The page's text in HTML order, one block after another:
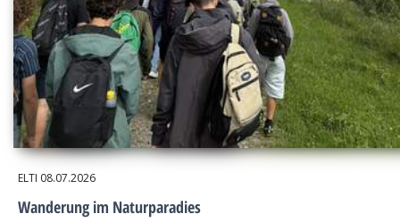
ELTI 08.07.2026
Wanderung im Naturparadies